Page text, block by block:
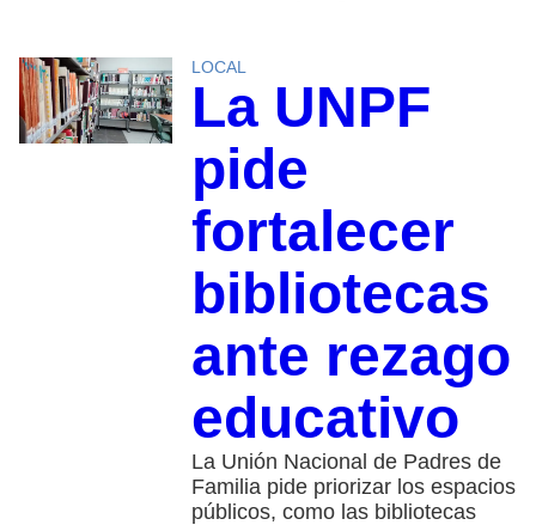
LOCAL
La UNPF
pide
fortalecer
bibliotecas
ante rezago
educativo
La Unión Nacional de Padres de
Familia pide priorizar los espacios
públicos, como las bibliotecas